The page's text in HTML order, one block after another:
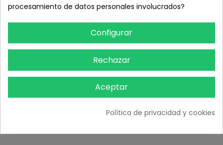
OXD Crema de Masajes Prolongados, 1.000 ml.
16,29 € IVA inc.
procesamiento de datos personales involucrados?
Configurar
Rechazar
Aceptar
Política de privacidad y cookies